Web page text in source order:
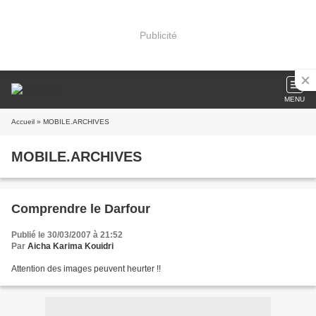
Publicité
MENU
Accueil » MOBILE.ARCHIVES
MOBILE.ARCHIVES
Comprendre le Darfour
Publié le 30/03/2007 à 21:52
Par Aicha Karima Kouidri
Attention des images peuvent heurter !!